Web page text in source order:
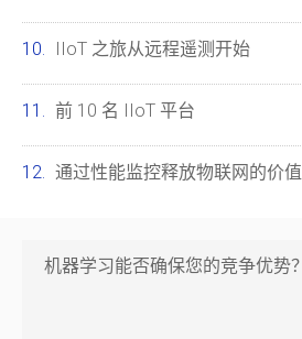
IIoT 之旅从远程遥测开始
前 10 名 IIoT 平台
通过性能监控释放物联网的价值
机器学习能否确保您的竞争优势？